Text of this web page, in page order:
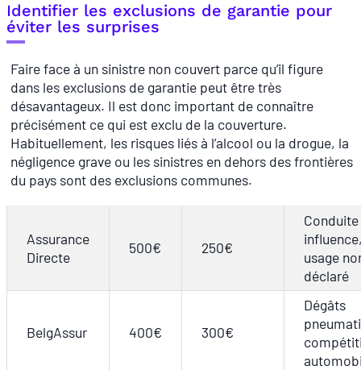
Identifier les exclusions de garantie pour
éviter les surprises
Faire face à un sinistre non couvert parce qu’il figure
dans les exclusions de garantie peut être très
désavantageux. Il est donc important de connaître
précisément ce qui est exclu de la couverture.
Habituellement, les risques liés à l’alcool ou la drogue, la
négligence grave ou les sinistres en dehors des frontières
du pays sont des exclusions communes.
Assurance
Directe
500€ 250€
usage
déclaré
BelgAssur 400€ 300€
Dégâts